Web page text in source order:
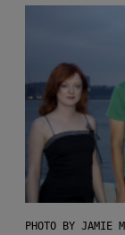
PHOTO BY JAMIE